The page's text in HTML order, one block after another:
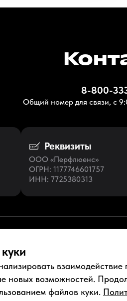
8-800-
Общий номер для связи, с
Реквизиты
ООО «Перфлюенс»
ОГРН: 1177746601757
ИНН: 7725380313
Условия использования
взаимодействие
новых возможностей.
файлов куки.